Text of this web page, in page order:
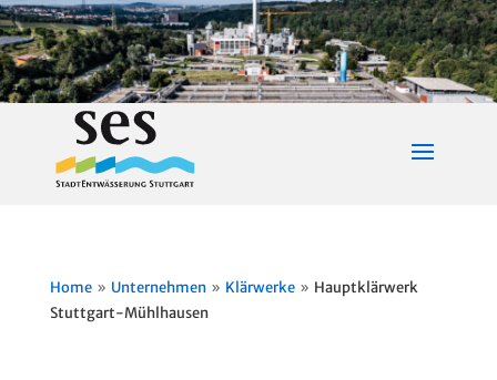
Home 9 Unternehmen 9 Klärwerke 9 Hauptklärwerk
Stuttgart-Mühlhausen